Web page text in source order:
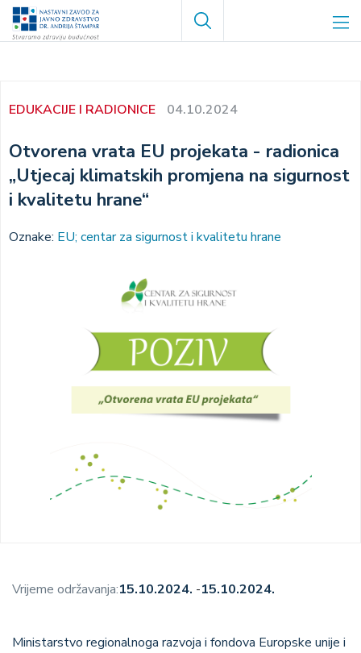
Skoči
Search
EDUKACIJE I RADIONICE 04.10.2024
Otvorena vrata EU projekata - radionica
„Utjecaj klimatskih promjena na sigurnost
i kvalitetu hrane“
Oznake: EU; centar za sigurnost i kvalitetu hrane
Vrijeme održavanja:15.10.2024. -15.10.2024.
Ministarstvo regionalnoga razvoja i fondova Europske unije i